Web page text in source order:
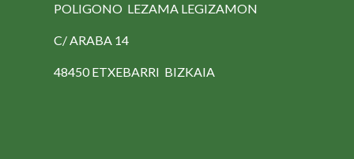
POLIGONO LEZAMA LEGIZAMON
C/ ARABA 14
48450 ETXEBARRI BIZKAIA